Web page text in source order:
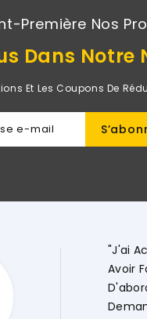
Première Nos
Dans Notre
Et Les Coupons De
! Tout